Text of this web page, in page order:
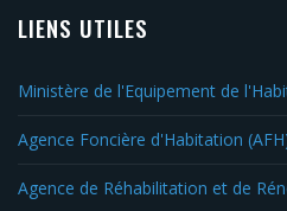
LIENS UTILES
Ministère de l'Equipement de
Agence Foncière d'Habitation
Agence de Réhabilitation et de